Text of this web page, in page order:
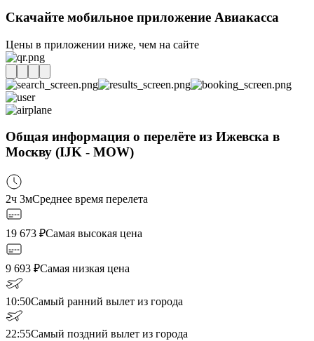
Скачайте мобильное приложение Авиакасса
Цены в приложении ниже, чем на сайте
Общая информация о перелёте из Ижевска в
Москву (IJK - MOW)
2ч 3мСреднее время перелета
19 673 ₽Самая высокая цена
9 693 ₽Самая низкая цена
10:50Самый ранний вылет из города
22:55Самый поздний вылет из города